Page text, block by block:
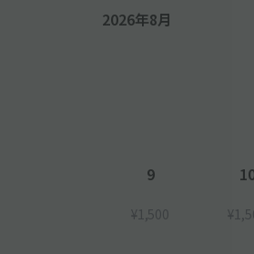
2026年8月
9
¥1,500